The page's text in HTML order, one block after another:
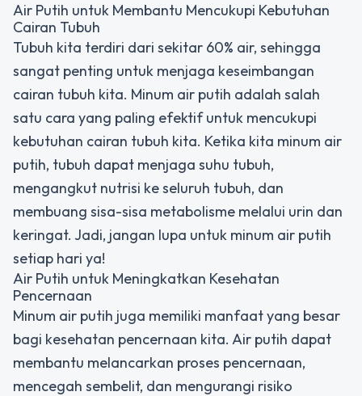
Air Putih untuk Membantu Mencukupi Kebutuhan
Cairan Tubuh
Tubuh kita terdiri dari sekitar 60% air, sehingga
sangat penting untuk menjaga keseimbangan
cairan tubuh kita. Minum air putih adalah salah
satu cara yang paling efektif untuk mencukupi
kebutuhan cairan tubuh kita. Ketika kita minum air
putih, tubuh dapat menjaga suhu tubuh,
mengangkut nutrisi ke seluruh tubuh, dan
membuang sisa-sisa metabolisme melalui urin dan
keringat. Jadi, jangan lupa untuk minum air putih
setiap hari ya!
Air Putih untuk Meningkatkan Kesehatan
Pencernaan
Minum air putih juga memiliki manfaat yang besar
bagi kesehatan pencernaan kita. Air putih dapat
membantu melancarkan proses pencernaan,
mencegah sembelit, dan mengurangi risiko